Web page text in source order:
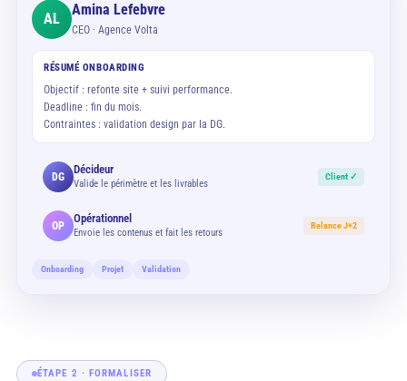
AL Amina Lefebvre
CEO · Agence Volta
RÉSUMÉ ONBOARDING
Objectif : refonte site + suivi performance.
Deadline : fin du mois.
Contraintes : validation design par la DG.
DG
Décideur
Valide le périmètre et les livrables
Client ✓
OP
Opérationnel
Envoie les contenus et fait les retours
Relance J+2
Onboarding Projet Validation
ÉTAPE 2 · FORMALISER